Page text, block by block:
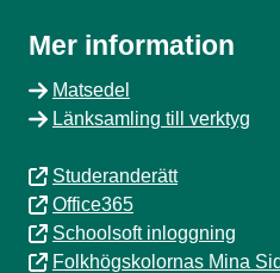
Mer information
Matsedel
Länksamling till verktyg
Studeranderätt
Office365
Schoolsoft inloggning
Folkhögskolornas Mina